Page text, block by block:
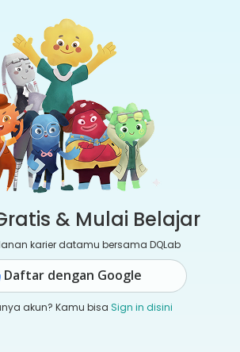
& Mulai Belajar
karier datamu bersama DQLab
Daftar dengan Google
akun? Kamu bisa Sign in disini